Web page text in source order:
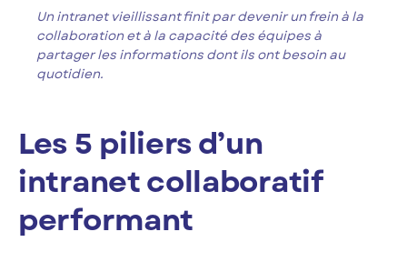
Un intranet vieillissant finit par devenir un frein à la
collaboration et à la capacité des équipes à
partager les informations dont ils ont besoin au
quotidien.
Les 5 piliers d’un
intranet collaboratif
performant